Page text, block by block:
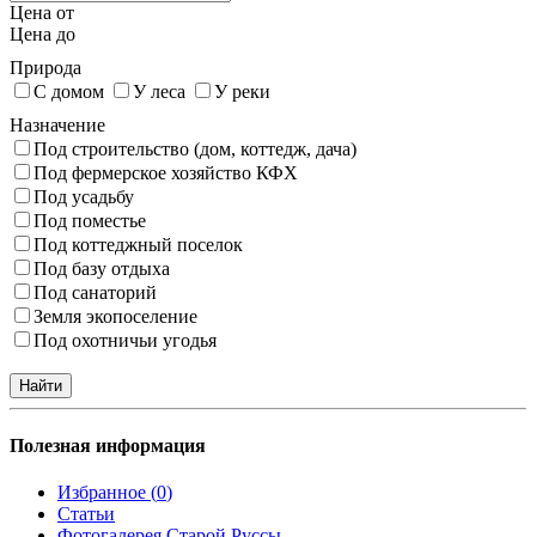
Цена от
Цена до
Природа
С домом
У леса
У реки
Назначение
Под строительство (дом, коттедж, дача)
Под фермерское хозяйство КФХ
Под усадьбу
Под поместье
Под коттеджный поселок
Под базу отдыха
Под санаторий
Земля экопоселение
Под охотничьи угодья
Полезная информация
Избранное (0)
Статьи